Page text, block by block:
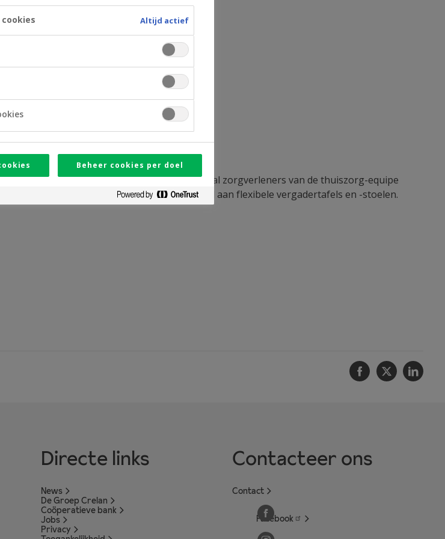
patiënten in hun thuissituatie. Een honderdtal zorgverleners van de thuiszorg-equipe
in Sint-Niklaas is echter nood aan flexibele vergadertafels en -stoelen.
Facebook
Twitter
Directe links
News
De Groep Crelan
Coöperatieve bank
Jobs
Privacy
Contacteer ons
Contact
Facebook
Altijd actief
Beheer cookies per doel